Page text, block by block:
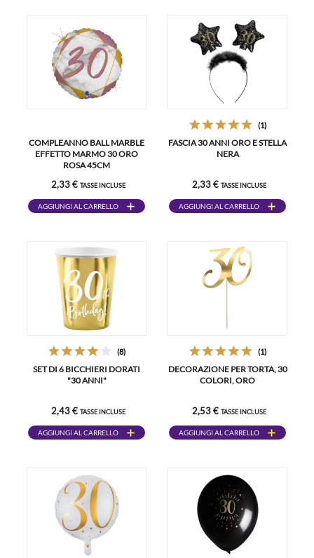
COMPLEANNO BALL MARBLE
EFFETTO MARMO 30 ORO
ROSA 45CM
2,33 € TASSE INCLUSE
AGGIUNGI AL CARRELLO
(1)
FASCIA 30 ANNI ORO E STELLA
NERA
2,33 € TASSE INCLUSE
AGGIUNGI AL CARRELLO
(8)
SET DI 6 BICCHIERI DORATI
"30 ANNI"
2,43 € TASSE INCLUSE
AGGIUNGI AL CARRELLO
(1)
DECORAZIONE PER TORTA, 30
COLORI, ORO
2,53 € TASSE INCLUSE
AGGIUNGI AL CARRELLO